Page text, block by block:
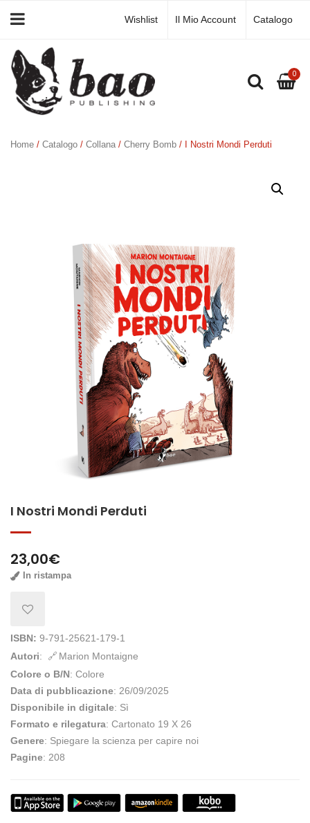
Wishlist Il Mio Account Catalogo
0
Home / Catalogo / Collana / Cherry Bomb / I Nostri Mondi Perduti
I Nostri Mondi Perduti
23,00€
In ristampa
ISBN: 9-791-25621-179-1
Autori:
Marion Montaigne
Colore o B/N: Colore
Data di pubblicazione: 26/09/2025
Disponibile in digitale: Sì
Formato e rilegatura: Cartonato 19 X 26
Genere: Spiegare la scienza per capire noi
Pagine: 208